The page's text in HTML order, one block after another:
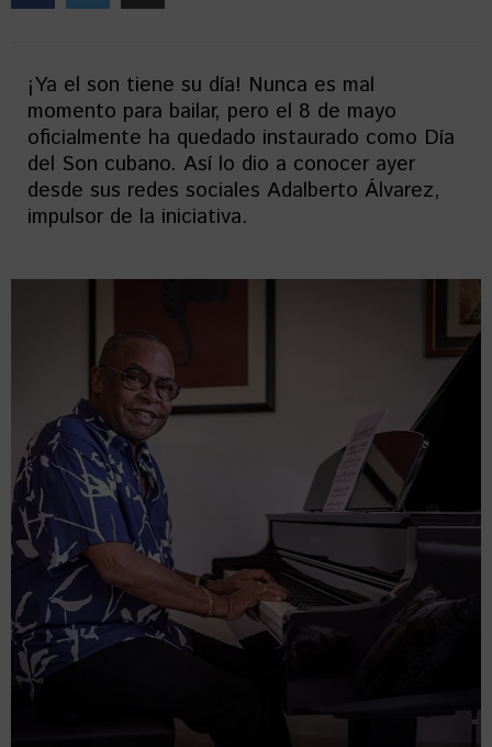
¡Ya el son tiene su día! Nunca es mal
momento para bailar, pero el 8 de mayo
oficialmente ha quedado instaurado como Día
del Son cubano. Así lo dio a conocer ayer
desde sus redes sociales Adalberto Álvarez,
impulsor de la iniciativa.